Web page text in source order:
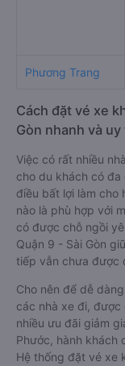
Phương Trang
Cách đặt vé xe
Gòn nhanh và
Việc có rất nhiều
cho du khách có
điều bất lợi làm cho
nào là phù hợp với
có được chỗ ngồi
Quận 9 - Sài Gòn
tiếp vẫn chưa được
Cho nên để dễ
các nhà xe đi,
nhiều ưu đãi giảm
Phước, hành khách
Hệ thống đặt vé xe